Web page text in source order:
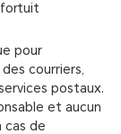
fortuit
pour
courriers,
postaux.
et aucun
cas de